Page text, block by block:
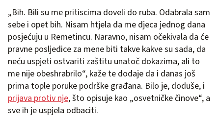
„Bih. Bili su me pritiscima doveli do ruba. Odabrala sam
sebe i opet bih. Nisam htjela da me djeca jednog dana
posjećuju u Remetincu. Naravno, nisam očekivala da će
pravne posljedice za mene biti takve kakve su sada, da
neću uspjeti ostvariti zaštitu unatoč dokazima, ali to
me nije obeshrabrilo“, kaže te dodaje da i danas još
prima tople poruke podrške građana. Bilo je, doduše, i
prijava protiv nje, što opisuje kao „osvetničke činove“, a
sve ih je uspjela odbaciti.